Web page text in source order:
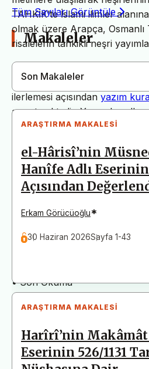
TAHKİK’te İslami ilimler
olmak üzere Arapça, Osmanlı
risalelerin tahkikli neşri
Dergimiz yayın süreçlerinin
ilerlemesi açısından yazım
arz etmektedir. Yazım
başvurular değerlendirme
edilecektir. Bu nedenle
önce çalışmanızın yazım
düzenlendiğinden emin olunuz.
Yayın İnceleme Süreci
• Editör İncelemesi
• Şekilsel ve Etik Ön İnceleme
• Son Okuma
Tüm Sayıları Görüntüle
Makaleler
Son Makaleler
ARAŞTIRMA MAKALESI
el-Hârisî’nin
Hanîfe Adlı
Açısından
Erkam Görücüoğlu*
30 Haziran 2026Sayfa 1-43
ARAŞTIRMA MAKALESI
Harîrî’nin Makâmât
Eserinin 526/1131